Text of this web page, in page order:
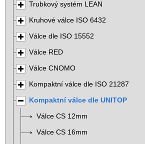
Trubkový systém LEAN
Kruhové válce ISO 6432
Válce dle ISO 15552
Válce RED
Válce CNOMO
Kompaktní válce dle ISO 21287
Kompaktní válce dle UNITOP
Válce CS 12mm
Válce CS 16mm